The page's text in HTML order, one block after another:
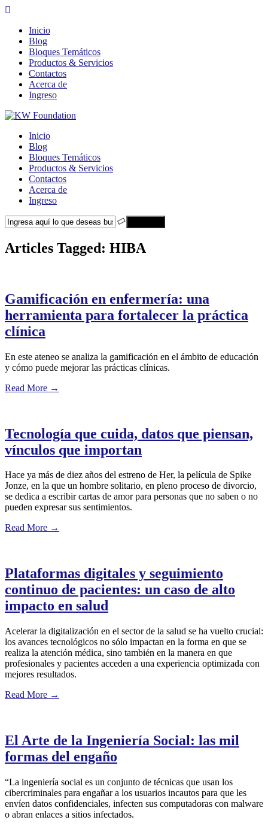
Inicio
Blog
Bloques Temáticos
Productos & Servicios
Contactos
Acerca de
Ingreso
Inicio
Blog
Bloques Temáticos
Productos & Servicios
Contactos
Acerca de
Ingreso
Articles Tagged: HIBA
Gamificación en enfermería: una
herramienta para fortalecer la práctica
clínica
En este ateneo se analiza la gamificación en el ámbito de educación
y cómo puede mejorar las prácticas clínicas.
Read More →
Tecnología que cuida, datos que piensan,
vínculos que importan
Hace ya más de diez años del estreno de Her, la película de Spike
Jonze, en la que un hombre solitario, en pleno proceso de divorcio,
se dedica a escribir cartas de amor para personas que no saben o no
pueden expresar sus sentimientos.
Read More →
Plataformas digitales y seguimiento
continuo de pacientes: un caso de alto
impacto en salud
Acelerar la digitalización en el sector de la salud se ha vuelto crucial:
los avances tecnológicos no sólo impactan en la forma en que se
realiza la atención médica, sino también en la manera en que
profesionales y pacientes acceden a una experiencia optimizada con
mejores resultados.
Read More →
El Arte de la Ingeniería Social: las mil
formas del engaño
“La ingeniería social es un conjunto de técnicas que usan los
cibercriminales para engañar a los usuarios incautos para que les
envíen datos confidenciales, infecten sus computadoras con malware
o abran enlaces a sitios infectados.